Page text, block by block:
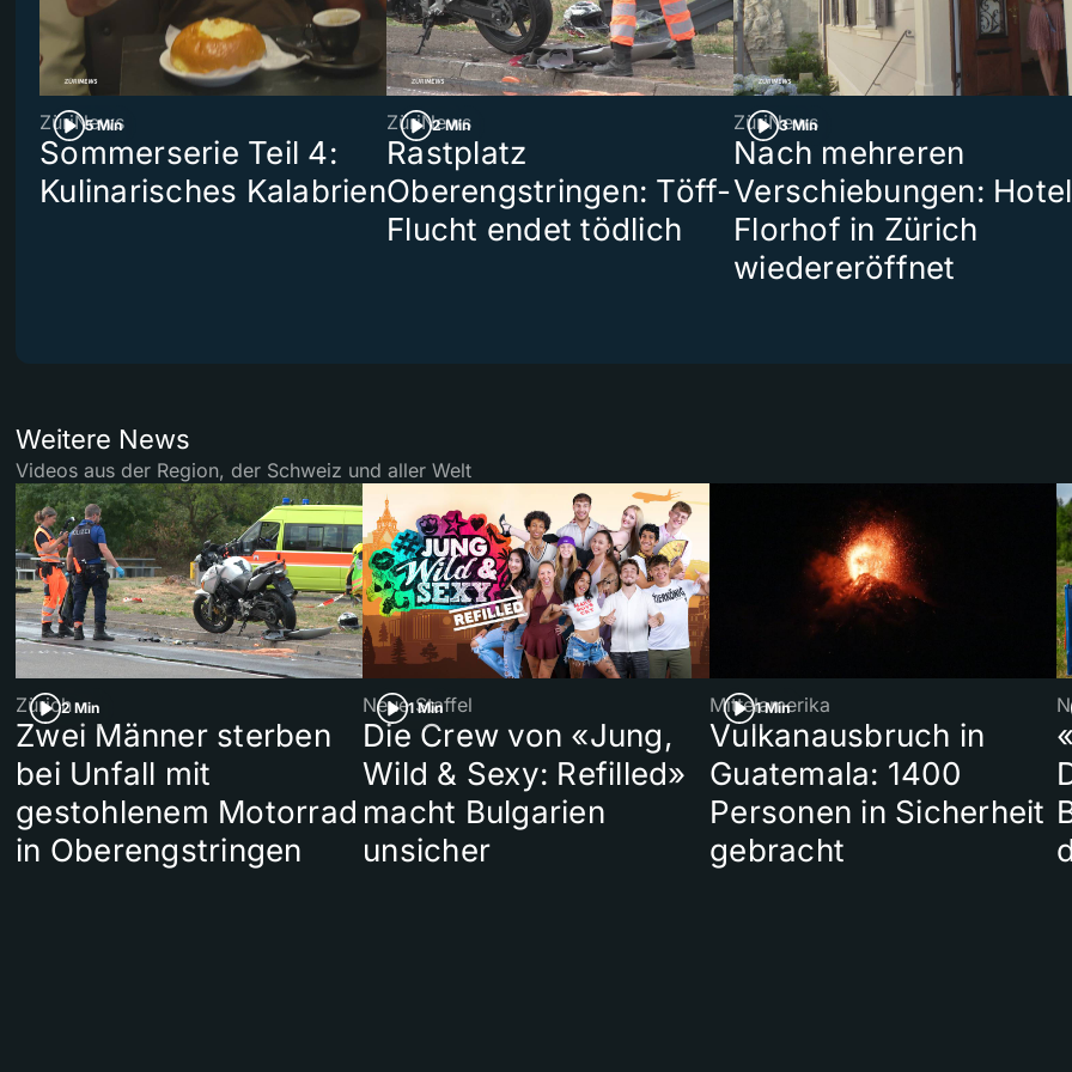
5 Min
ZüriNews
Sommerserie Teil 4:
Kulinarisches Kalabrien
2 Min
ZüriNews
Rastplatz
Oberengstringen: Töff-
Flucht endet tödlich
3 Min
ZüriNews
Nach mehreren
Verschiebungen: Hotel
Florhof in Zürich
wiedereröffnet
Weitere News
Videos aus der Region, der Schweiz und aller Welt
2 Min
Zürich
Zwei Männer sterben
bei Unfall mit
gestohlenem Motorrad
in Oberengstringen
1 Min
Neue Staffel
Die Crew von «Jung,
Wild & Sexy: Refilled»
macht Bulgarien
unsicher
1 Min
Mittelamerika
Vulkanausbruch in
Guatemala: 1400
Personen in Sicherheit
gebracht